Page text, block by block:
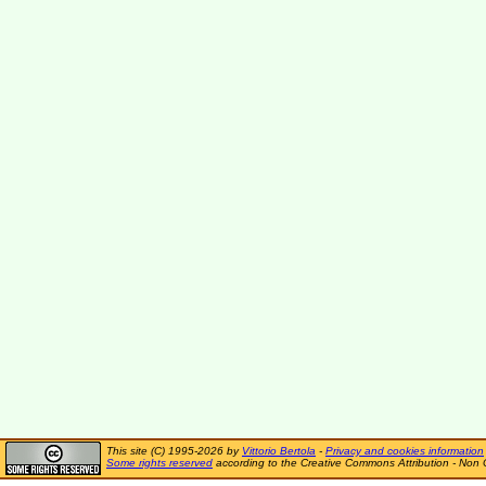
This site (C) 1995-2026 by Vittorio Bertola - Privacy and cookies information
Some rights reserved according to the Creative Commons Attribution - Non